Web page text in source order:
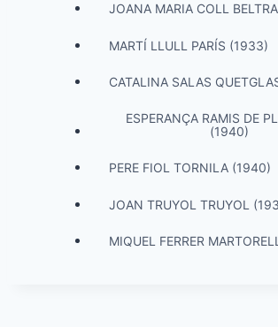
JOANA MARIA COLL
MARTÍ LLULL PARÍS (1933)
CATALINA SALAS
ESPERANÇA RAMIS DE
(1940)
PERE FIOL TORNILA (1940)
JOAN TRUYOL TRUYOL
MIQUEL FERRER